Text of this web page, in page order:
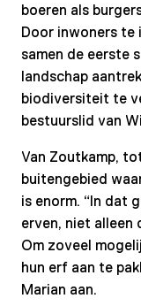
boeren als
Door inwoners te
samen de eerste
landschap
biodiversiteit te
bestuurslid van
Van Zoutkamp,
buitengebied
is enorm. “In dat
erven, niet alleen
Om zoveel
hun erf aan te
Marian aan.